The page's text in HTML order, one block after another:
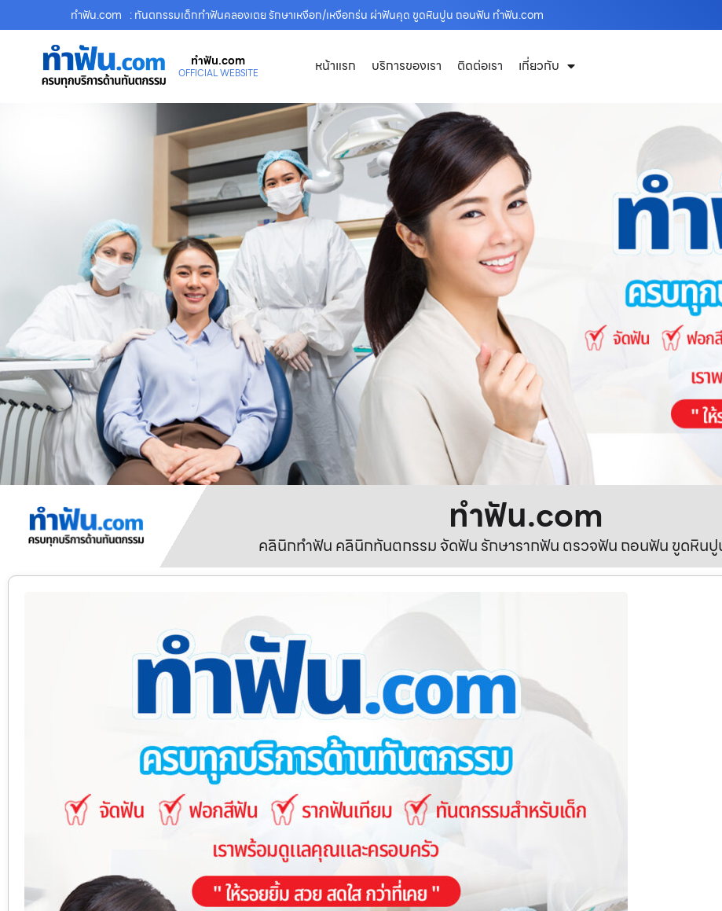
ทําฟัน.com : ทันตกรรมเด็กทำฟันคลองเตย รักษาเหงือก/เหงือกร่น ผ่าฟันคุด ขูดหินปูน ถอนฟัน ทำฟัน.com
ทําฟัน.com
OFFICIAL WEBSITE หน้าแรก บริการของเรา ติดต่อเรา เกี่ยวกับ
ทําฟัน.com
คลินิกทำฟัน คลินิกทันตกรรม จัดฟัน รักษารากฟัน ตรวจฟัน ถอนฟัน ขูดหิน